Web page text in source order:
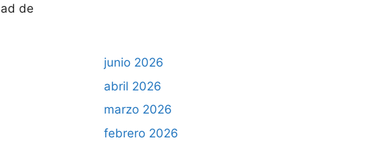
de
junio 2026
abril 2026
marzo 2026
febrero 2026